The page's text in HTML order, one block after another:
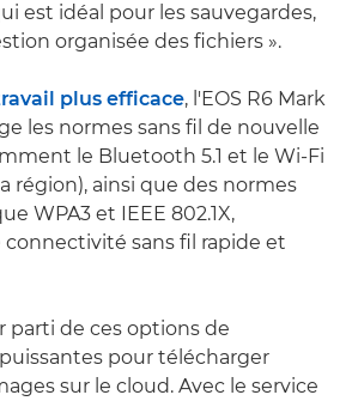
est idéal pour les sauvegardes,
organisée des fichiers ».
plus efficace, l'EOS R6 Mark
les normes sans fil de nouvelle
le Bluetooth 5.1 et le Wi-Fi
région), ainsi que des normes
WPA3 et IEEE 802.1X,
sans fil rapide et
parti de ces options de
pour télécharger
sur le cloud. Avec le service